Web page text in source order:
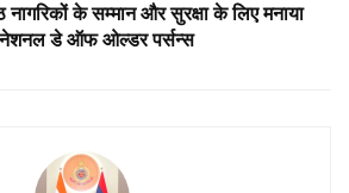
नागरिकों के सम्मान और सुरक्षा के लिए मनाया
डे ऑफ ओल्डर पर्सन्स